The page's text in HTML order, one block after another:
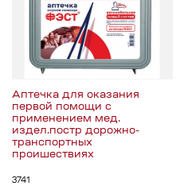
Аптечка для оказания
первой помощи с
применением мед.
издел.постр дорожно-
транспортных
проишествиях
3741